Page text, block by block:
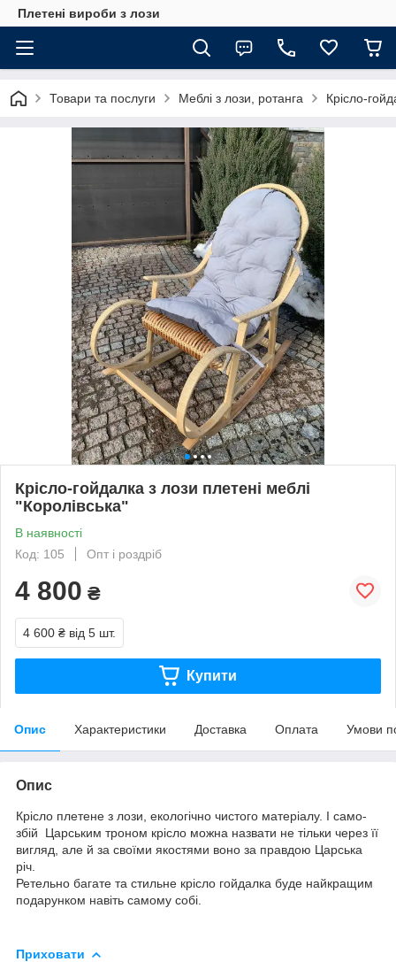
Плетені вироби з лози
Товари та послуги Меблі з лози, ротанга Крісло-
Крісло-гойдалка з лози плетені меблі
"Королівська"
В наявності
Код: 105
Опт і роздріб
4 800 ₴
4 600 ₴ від 5 шт.
Купити
Опис Характеристики Доставка Оплата Умови
Опис
Крісло плетене з лози, екологічно чистого матеріалу. І само-
збій Царським троном крісло можна назвати не тільки через її
вигляд, але й за своїми якостями воно за правдою Царська
річ.
Ретельно багате та стильне крісло гойдалка буде найкращим
подарунком навіть самому собі.
Приховати